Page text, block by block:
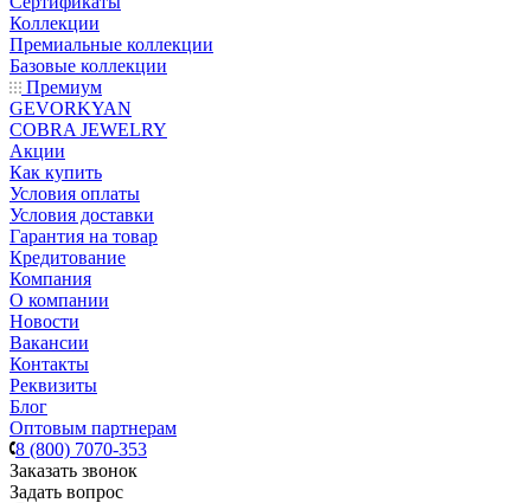
Коллекции
Премиальные коллекции
Базовые коллекции
Премиум
GEVORKYAN
COBRA JEWELRY
Акции
Как купить
Условия оплаты
Условия доставки
Гарантия на товар
Кредитование
Компания
О компании
Новости
Вакансии
Контакты
Реквизиты
Блог
Оптовым партнерам
8 (800) 7070-353
Заказать звонок
Задать вопрос